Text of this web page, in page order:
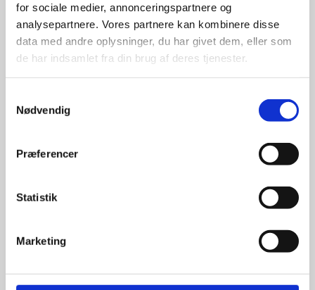
for sociale medier, annonceringspartnere og
analysepartnere. Vores partnere kan kombinere disse
data med andre oplysninger, du har givet dem, eller som
de har indsamlet fra din brug af deres tjenester.
Nødvendig
Præferencer
Statistik
Marketing
For at sikre høj kvalitet og stor
leveringssikkerhed samarbejder vi
med de største og mest
anerkendte leverandører inden for
idé til et konkret produkt, eller et